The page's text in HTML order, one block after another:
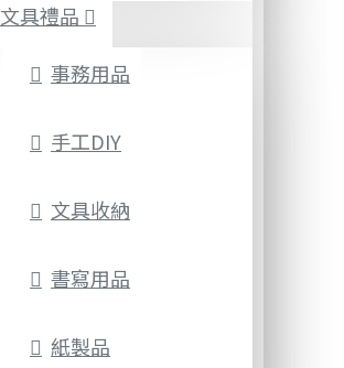
文具禮品
事務用品
手工DIY
文具收納
書寫用品
紙製品